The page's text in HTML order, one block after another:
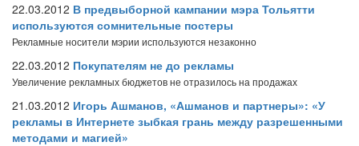
22.03.2012 В предвыборной кампании мэра Тольятти
используются сомнительные постеры
Рекламные носители мэрии используются незаконно
22.03.2012 Покупателям не до рекламы
Увеличение рекламных бюджетов не отразилось на продажах
21.03.2012 Игорь Ашманов, «Ашманов и партнеры»: «У
рекламы в Интернете зыбкая грань между разрешенными
методами и магией»